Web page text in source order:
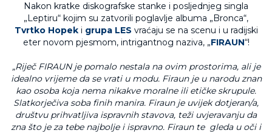
Nakon kratke diskografske stanke i posljednjeg singla
„Leptiru“ kojim su zatvorili poglavlje albuma „Bronca“,
Tvrtko Hopeki grupa LES vraćaju se na scenu i u radijski
eter novom pjesmom, intrigantnog naziva, „FIRAUN“!
„Riječ FIRAUN je pomalo nestala na ovim prostorima, ali je
idealno vrijeme da se vrati u modu. Firaun je u narodu znan
kao osoba koja nema nikakve moralne ili etičke skrupule.
Slatkorječiva soba finih manira. Firaun je uvijek dotjeran/a,
društvu prihvatljiva ispravnih stavova, teži uvjeravanju da
zna što je za tebe najbolje i ispravno. Firaun te gleda u oči i